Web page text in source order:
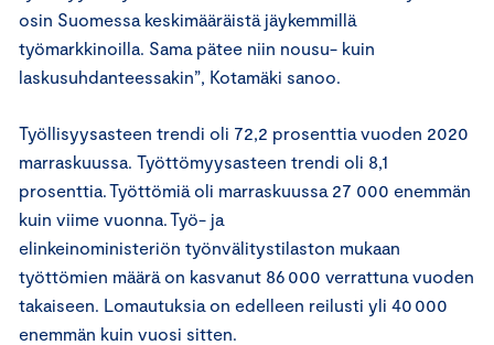
osin Suomessa keskimääräistä jäykemmillä
työmarkkinoilla. Sama pätee niin nousu- kuin
laskusuhdanteessakin”, Kotamäki sanoo.
Työllisyysasteen trendi oli 72,2 prosenttia vuoden 2020
marraskuussa. Työttömyysasteen trendi oli 8,1
prosenttia. Työttömiä oli marraskuussa 27 000 enemmän
kuin viime vuonna. Työ- ja
elinkeinoministeriön työnvälitystilaston mukaan
työttömien määrä on kasvanut 86 000 verrattuna vuoden
takaiseen. Lomautuksia on edelleen reilusti yli 40 000
enemmän kuin vuosi sitten.